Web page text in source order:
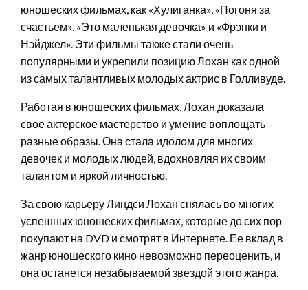
юношеских фильмах, как «Хулиганка», «Погоня за
счастьем», «Это маленькая девочка» и «Фрэнки и
Нэйджел». Эти фильмы также стали очень
популярными и укрепили позицию Лохан как одной
из самых талантливых молодых актрис в Голливуде.
Работая в юношеских фильмах, Лохан доказала
свое актерское мастерство и умение воплощать
разные образы. Она стала идолом для многих
девочек и молодых людей, вдохновляя их своим
талантом и яркой личностью.
За свою карьеру Линдси Лохан снялась во многих
успешных юношеских фильмах, которые до сих пор
покупают на DVD и смотрят в Интернете. Ее вклад в
жанр юношеского кино невозможно переоценить, и
она останется незабываемой звездой этого жанра.